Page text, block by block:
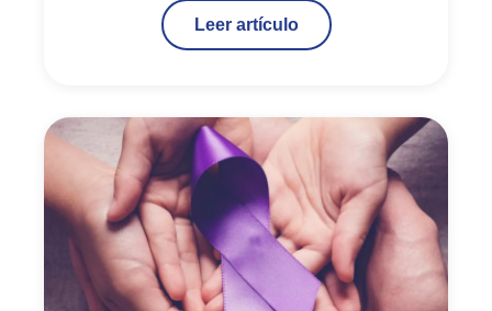
Leer artículo